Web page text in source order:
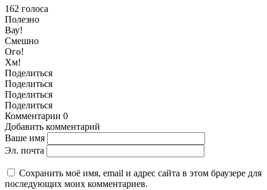
162 голоса
Полезно
Вау!
Смешно
Ого!
Хм!
Поделиться
Поделиться
Поделиться
Поделиться
Комментарии 0
Добавить комментарий
Ваше имя
Эл. почта
Сохранить моё имя, email и адрес сайта в этом браузере для
последующих моих комментариев.